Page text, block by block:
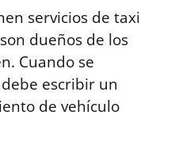
servicios de taxi
dueños de los
Cuando se
escribir un
de vehículo